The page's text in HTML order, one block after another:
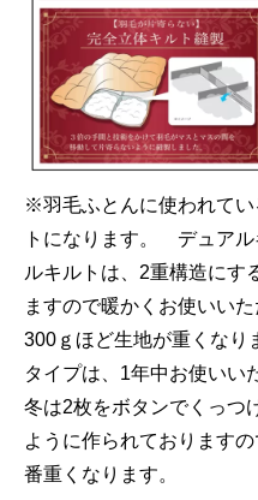
※羽毛ふとんに使われて
トになります。 デュア
ルキルトは、2重構造にす
ますので暖かくお使いい
300ｇほど生地が重くな
タイプは、1年中お使いい
冬は2枚をボタンでくっつ
ように作られております
番重くなります。